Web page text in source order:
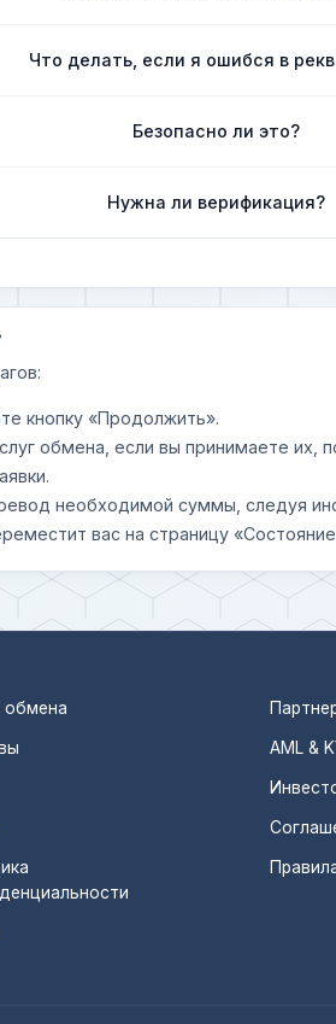
Что делать, если я ошибся в
Безопасно ли это?
Нужна ли верификация?
кнопку «Продолжить».
обмена, если вы принимаете
необходимой суммы, следуя
вас на страницу
обмена
AML &